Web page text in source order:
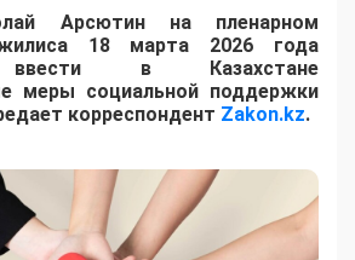
Арсютин на пленарном
18 марта 2026 года
ввести в Казахстане
меры социальной поддержки
корреспондент Zakon.kz.